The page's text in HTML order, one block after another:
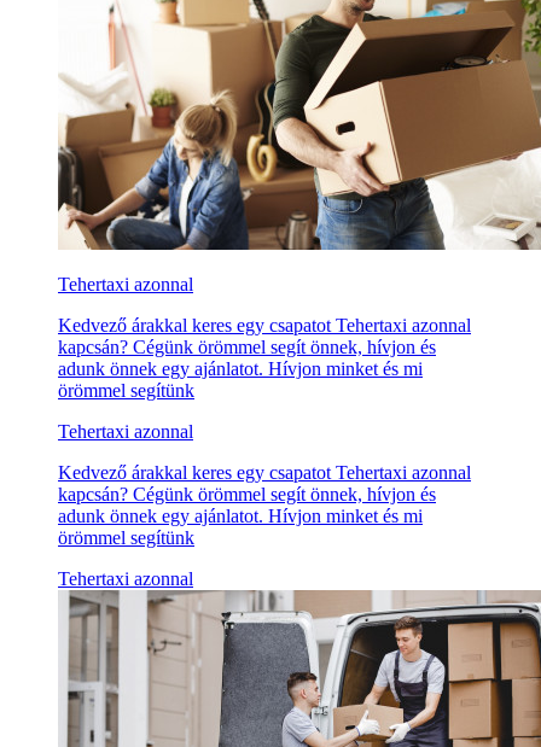
Tehertaxi azonnal
Kedvező árakkal keres egy csapatot Tehertaxi azonnal
kapcsán? Cégünk örömmel segít önnek, hívjon és
adunk önnek egy ajánlatot. Hívjon minket és mi
örömmel segítünk
Tehertaxi azonnal
Kedvező árakkal keres egy csapatot Tehertaxi azonnal
kapcsán? Cégünk örömmel segít önnek, hívjon és
adunk önnek egy ajánlatot. Hívjon minket és mi
örömmel segítünk
Tehertaxi azonnal